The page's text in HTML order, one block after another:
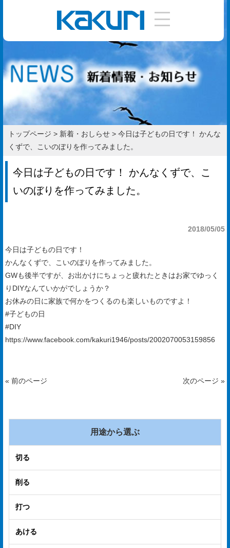
DIY
手
引
き
い
作
れ
要
ッ
理
トップページ > 新着・おしらせ > 今日は子どもの日です！ かんな
くずで、こいのぼりを作ってみました。
今日は子どもの日です！ かんなくずで、こ
いのぼりを作ってみました。
2018/05/05
今日は子どもの日です！
かんなくずで、こいのぼりを作ってみました。
GWも後半ですが、お出かけにちょっと疲れたときはお家でゆっく
りDIYなんていかがでしょうか？
お休みの日に家族で何かをつくるのも楽しいものですよ！
#子どもの日
#DIY
https://www.facebook.com/kakuri1946/posts/2002070053159856
« 前のページ 次のページ »
用途から選ぶ
切る
削る
打つ
あける